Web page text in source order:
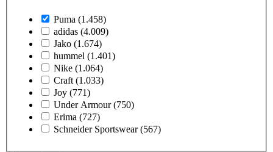
Puma (1.458)
adidas (4.009)
Jako (1.674)
hummel (1.401)
Nike (1.064)
Craft (1.033)
Joy (771)
Under Armour (750)
Erima (727)
Schneider Sportswear (567)